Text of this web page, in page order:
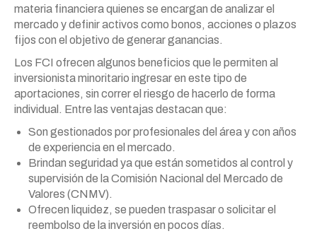
materia financiera quienes se encargan de analizar el
mercado y definir activos como bonos, acciones o plazos
fijos con el objetivo de generar ganancias.
Los FCI ofrecen algunos beneficios que le permiten al
inversionista minoritario ingresar en este tipo de
aportaciones, sin correr el riesgo de hacerlo de forma
individual. Entre las ventajas destacan que:
Son gestionados por profesionales del área y con años
de experiencia en el mercado.
Brindan seguridad ya que están sometidos al control y
supervisión de la Comisión Nacional del Mercado de
Valores (CNMV).
Ofrecen liquidez, se pueden traspasar o solicitar el
reembolso de la inversión en pocos días.